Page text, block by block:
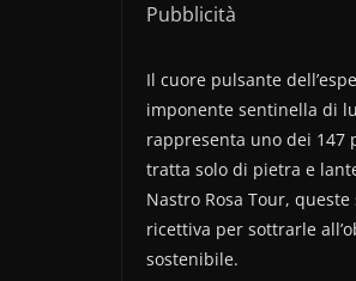
Pubblicità
Il cuore pulsante
imponente sentinella di
rappresenta uno dei 147
tratta solo di pietra e
Nastro Rosa Tour,
ricettiva per sottrarle
sostenibile.